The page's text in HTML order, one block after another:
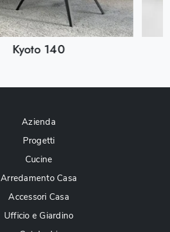
Kyoto 140
Azienda
Progetti
Cucine
Arredamento Casa
Accessori Casa
Ufficio e Giardino